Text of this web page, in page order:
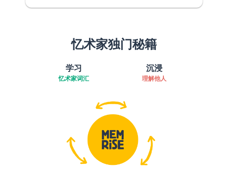
忆术家独门秘籍
学习
忆术家词汇
沉浸
理解他人